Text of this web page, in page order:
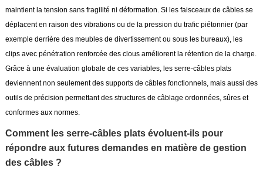
maintient la tension sans fragilité ni déformation. Si les faisceaux de câbles se
déplacent en raison des vibrations ou de la pression du trafic piétonnier (par
exemple derrière des meubles de divertissement ou sous les bureaux), les
clips avec pénétration renforcée des clous améliorent la rétention de la charge.
Grâce à une évaluation globale de ces variables, les serre-câbles plats
deviennent non seulement des supports de câbles fonctionnels, mais aussi des
outils de précision permettant des structures de câblage ordonnées, sûres et
conformes aux normes.
Comment les serre-câbles plats évoluent-ils pour
répondre aux futures demandes en matière de gestion
des câbles ?